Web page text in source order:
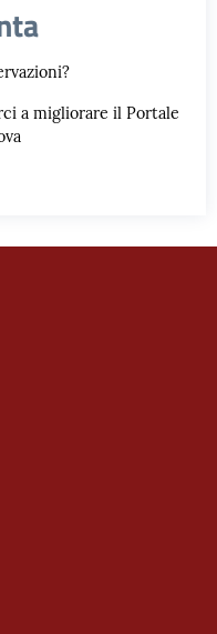
a migliorare il Portale